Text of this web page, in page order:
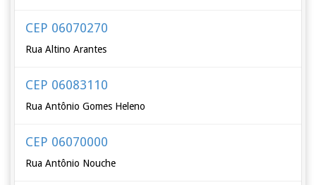
CEP 06070270
Rua Altino Arantes
CEP 06083110
Rua Antônio Gomes Heleno
CEP 06070000
Rua Antônio Nouche